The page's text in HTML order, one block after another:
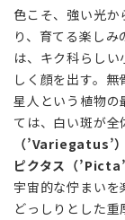
あな
たの
お部
屋に
も、
小さ
な火
星人
を
色こそ、強い光
り、育てる楽し
は、キク科らし
しく顔を出す。
星人という植物の
ては、白い斑が全
（’Variegatus’）
ピクタス（’Picta’
宇宙的な佇まい
どっしりとした